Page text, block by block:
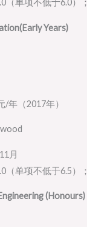
（单项不低于6.0）；
Years)
/年（2017年）
月
（单项不低于6.5）；
(Honours)